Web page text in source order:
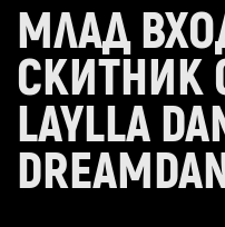
МЛАД
СКИТНИК
LAYLLA